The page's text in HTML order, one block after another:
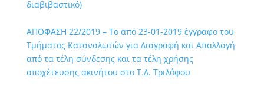
διαβιβαστικό)
ΑΠΟΦΑΣΗ 22/2019 – Το από 23-01-2019 έγγραφο του
Τμήματος Καταναλωτών για Διαγραφή και Απαλλαγή
από τα τέλη σύνδεσης και τα τέλη χρήσης
αποχέτευσης ακινήτου στο Τ.Δ. Τριλόφου